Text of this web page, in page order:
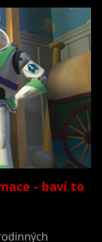
- baví to